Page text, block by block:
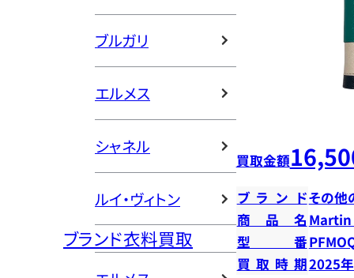
ブルガリ
エルメス
シャネル
ルイ・ヴィトン
ブランド衣料買取
買取金額
ブランドその他
商品名 Martin
型番
買取時期2025